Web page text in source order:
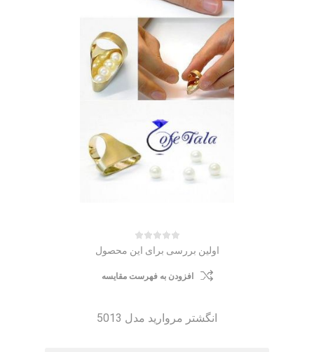
اولین بررسی برای این محصول
افزودن به فهرست مقایسه
انگشتر مروارید مدل 5013